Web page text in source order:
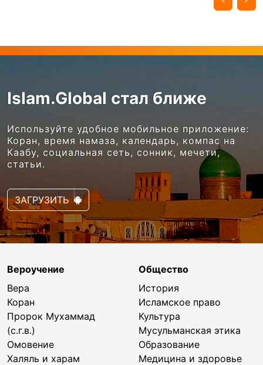
Islam.Global стал ближе
Используйте удобное мобильное приложение:
Коран, время намаза, календарь, компас на
Каабу, социальная сеть, сонник, мечети,
статьи.
ЗАГРУЗИТЬ
Вероучение
Вера
Коран
Пророк Мухаммад
(с.г.в.)
Омовение
Халяль и харам
Общество
История
Исламское право
Культура
Мусульманская этика
Образование
Медицина и здоровье